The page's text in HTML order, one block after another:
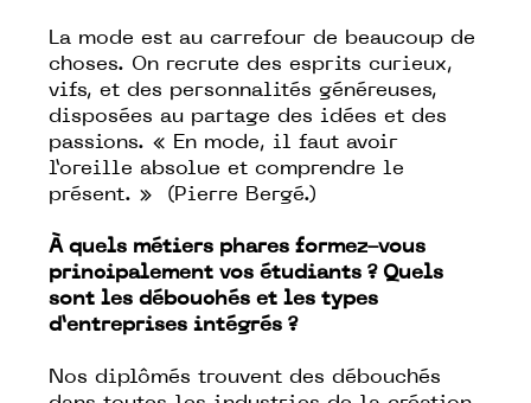
La mode est au carrefour de beaucoup de
choses. On recrute des esprits curieux,
vifs, et des personnalités généreuses,
disposées au partage des idées et des
passions. « En mode, il faut avoir
l’oreille absolue et comprendre le
présent. » (Pierre Bergé.)
À quels métiers phares formez-vous
principalement vos étudiants ? Quels
sont les débouchés et les types
d’entreprises intégrés ?
Nos diplômés trouvent des débouchés